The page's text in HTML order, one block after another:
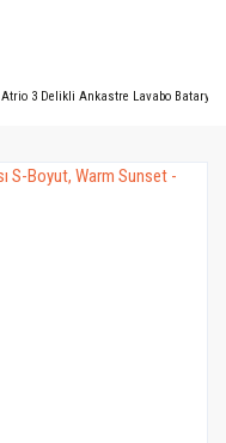
Atrio 3 Delikli Ankastre Lavabo